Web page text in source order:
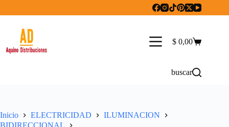
Carro
$ 0,00
buscar
Inicio ELECTRICIDAD
ILUMINACION
BIDIRECCIONAL